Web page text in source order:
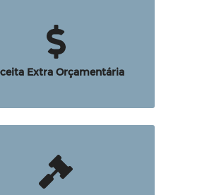
Extra Orçamentária